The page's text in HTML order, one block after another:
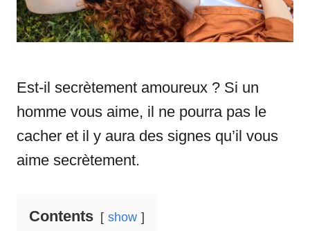
Est-il secrètement amoureux ? Si un
homme vous aime, il ne pourra pas le
cacher et il y aura des signes qu’il vous
aime secrètement.
Contents show